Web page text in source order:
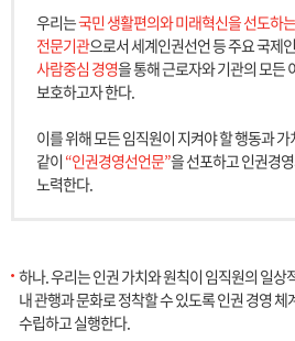
우리는국민 생활편의와 미래혁신을 선도하
전문기관으로서 세계인권선언 등 주요 국제
사람중심 경영을 통해 근로자와 기관의 모든
보호하고자 한다.
이를 위해 모든 임직원이 지켜야 할 행동과
같이 “인권경영선언문”을 선포하고 인권경
노력한다.
하나. 우리는 인권 가치와 원칙이 임직원의 일상
내 관행과 문화로 정착할 수 있도록 인권 경영
수립하고 실행한다.